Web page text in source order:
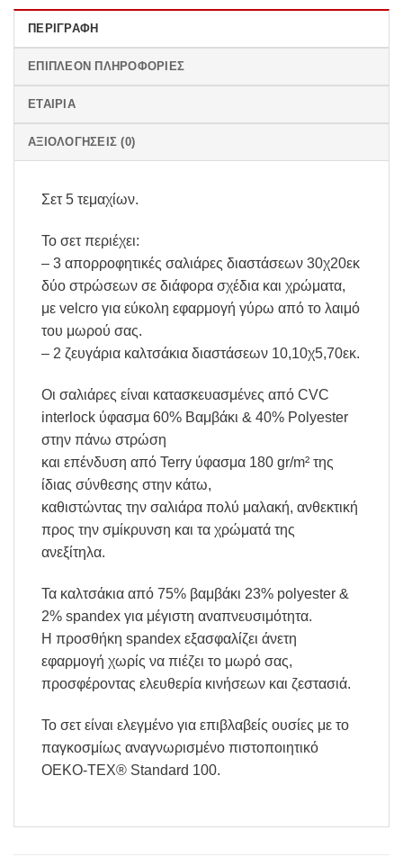
ΠΕΡΙΓΡΑΦΉ
ΕΠΙΠΛΈΟΝ ΠΛΗΡΟΦΟΡΊΕΣ
ΕΤΑΙΡΊΑ
ΑΞΙΟΛΟΓΉΣΕΙΣ (0)
Σετ 5 τεμαχίων.
Το σετ περιέχει:
– 3 απορροφητικές σαλιάρες διαστάσεων 30χ20εκ
δύο στρώσεων σε διάφορα σχέδια και χρώματα,
με velcro για εύκολη εφαρμογή γύρω από το λαιμό
του μωρού σας.
– 2 ζευγάρια καλτσάκια διαστάσεων 10,10χ5,70εκ.
Οι σαλιάρες είναι κατασκευασμένες από CVC
interlock ύφασμα 60% Βαμβάκι & 40% Polyester
στην πάνω στρώση
και επένδυση από Terry ύφασμα 180 gr/m² της
ίδιας σύνθεσης στην κάτω,
καθιστώντας την σαλιάρα πολύ μαλακή, ανθεκτική
προς την σμίκρυνση και τα χρώματά της
ανεξίτηλα.
Τα καλτσάκια από 75% βαμβάκι 23% polyester &
2% spandex για μέγιστη αναπνευσιμότητα.
H προσθήκη spandex εξασφαλίζει άνετη
εφαρμογή χωρίς να πιέζει το μωρό σας,
προσφέροντας ελευθερία κινήσεων και ζεστασιά.
Το σετ είναι ελεγμένο για επιβλαβείς ουσίες με το
παγκοσμίως αναγνωρισμένο πιστοποιητικό
OEKO-TEX® Standard 100.